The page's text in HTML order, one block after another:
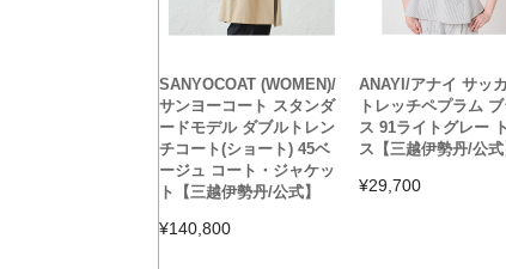
SANYOCOAT (WOMEN)/
サンヨーコート スタンダ
ードモデル ダブルトレン
チコート(ショート) 45ベ
ージュ コート・ジャケッ
ト【三越伊勢丹/公式】
¥140,800
ANAYI/アナイ サッ
トレッチペプラム
ス 91ライトグレー
ス【三越伊勢丹/公式
¥29,700